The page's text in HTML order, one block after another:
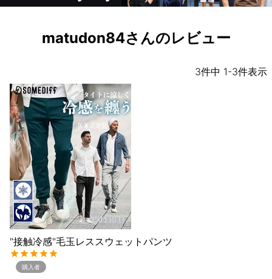
matudon84さんのレビュー
3件中 1-3件表示
"接触冷感"毛玉レススウェットパンツ
購入者